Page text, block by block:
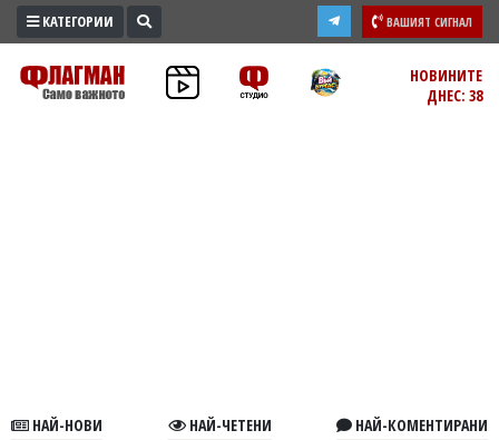
ПРОМО
ЗОНА
КАТЕГОРИИ ВАШИЯТ СИГНАЛ
НОВИНИТЕ
ДНЕС: 38
НАЙ-НОВИ НАЙ-ЧЕТЕНИ НАЙ-КОМЕНТИРАНИ